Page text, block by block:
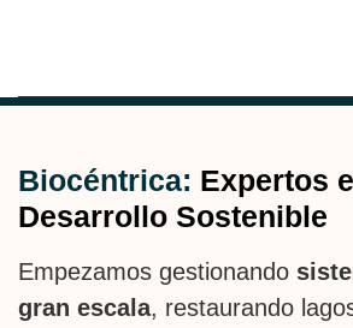
Biocéntrica: Expertos
Desarrollo Sostenible
Empezamos gestionando
gran escala, restaurando